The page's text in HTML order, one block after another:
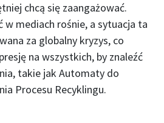
chcą się zaangażować.
w mediach rośnie, a sytuacja ta
za globalny kryzys, co
na wszystkich, by znaleźć
takie jak Automaty do
Procesu Recyklingu.